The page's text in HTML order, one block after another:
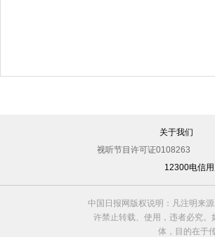
关于我们
视听节目许可证0108263
12300电信
中国日报网版权说明：凡注明来
许禁止转载、使用，违者必究
体，目的在于